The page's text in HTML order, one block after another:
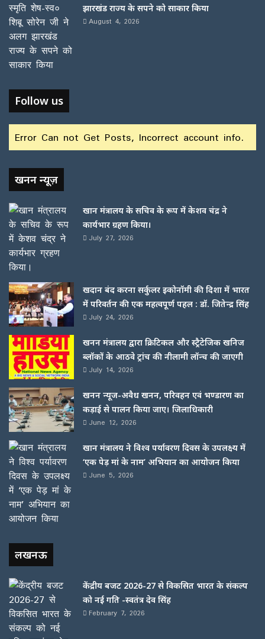
झारखंड राज्य के सपने को साकार किया
August 4, 2026
Follow us
Error Can not Get Posts, Incorrect account info.
खनन न्यूज़
खान मंत्रालय के सचिव के रूप में केशव चंद्र ने
कार्यभार ग्रहण किया।
July 27, 2026
खदान बंद करना सर्कुलर इकोनॉमी की दिशा में भारत
में परिवर्तन की एक महत्वपूर्ण पहल : डॉ. जितेन्द्र सिंह
July 24, 2026
खनन मंत्रालय द्वारा क्रिटिकल और स्ट्रैटेजिक खनिज
ब्लॉकों के आठवे ट्रांच की नीलामी लॉन्च की जाएगी
July 14, 2026
खनन न्यूज-अवैध खनन, परिवहन एवं भण्डारण का
कड़ाई से पालन किया जाए। जिलाधिकारी
June 12, 2026
खान मंत्रालय ने विश्व पर्यावरण दिवस के उपलक्ष्य में
‘एक पेड़ मां के नाम’ अभियान का आयोजन किया
June 5, 2026
लखनऊ
केंद्रीय बजट 2026-27 से विकसित भारत के संकल्प
को नई गति -स्वतंत्र देव सिंह
February 7, 2026